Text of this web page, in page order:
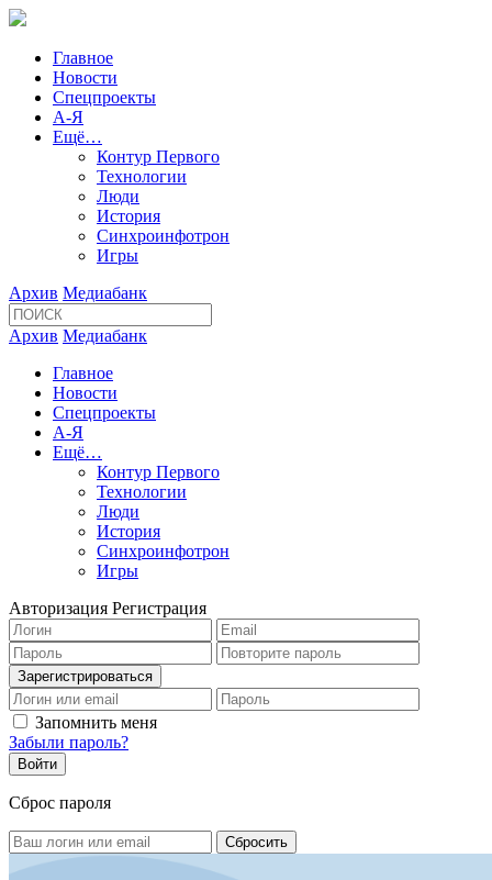
Главное
Новости
Спецпроекты
А-Я
Ещё…
Контур Первого
Технологии
Люди
История
Синхроинфотрон
Игры
Архив Медиабанк
Архив Медиабанк
Главное
Новости
Спецпроекты
А-Я
Ещё…
Контур Первого
Технологии
Люди
История
Синхроинфотрон
Игры
Авторизация Регистрация
Запомнить меня
Забыли пароль?
Сброс пароля